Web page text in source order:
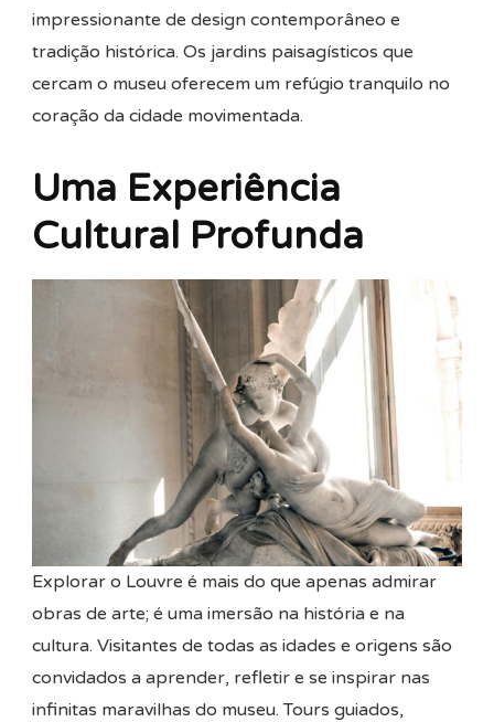
impressionante de design contemporâneo e
tradição histórica. Os jardins paisagísticos que
cercam o museu oferecem um refúgio tranquilo no
coração da cidade movimentada.
Uma Experiência
Cultural Profunda
Explorar o Louvre é mais do que apenas admirar
obras de arte; é uma imersão na história e na
cultura. Visitantes de todas as idades e origens são
convidados a aprender, refletir e se inspirar nas
infinitas maravilhas do museu. Tours guiados,